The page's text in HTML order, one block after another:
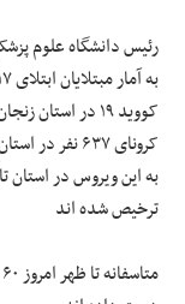
کووید ۱۹ در
کرونای ۶۳۷
ترخیص شده اند